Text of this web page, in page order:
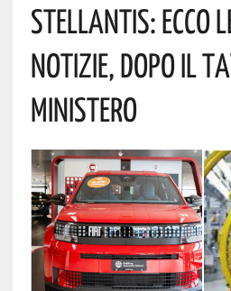
Stellantis: Ecco
Notizie, Dopo Il
Ministero